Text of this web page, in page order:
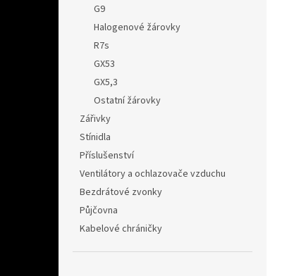
G9
Halogenové žárovky
R7s
GX53
GX5,3
Ostatní žárovky
Zářivky
Stínidla
Příslušenství
Ventilátory a ochlazovače vzduchu
Bezdrátové zvonky
Půjčovna
Kabelové chráničky